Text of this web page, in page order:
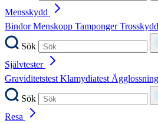
Mensskydd
BindorMenskopp TampongerTrosskydd
Sök
Självtester
GraviditetstestKlamydiatest
Sök
Resa